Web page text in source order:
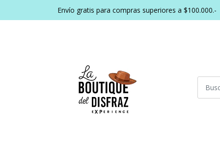
Envío gratis para compras superiores a $100.000.-